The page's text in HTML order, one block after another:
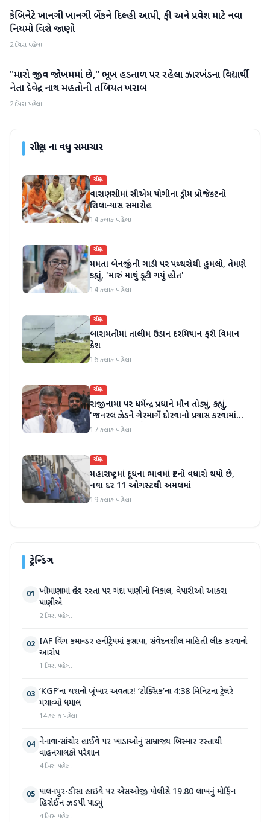
રાષ્ટ્રીય
કેબિનેટે ખાનગી ખાનગી બેંકને દિલ્હી આપી, ફી અને પ્રવેશ માટે નવા
નિયમો વિશે જાણો
2 દિવસ પહેલા
રાષ્ટ્રીય
"મારો જીવ જોખમમાં છે," ભૂખ હડતાળ પર રહેલા ઝારખંડના વિદ્યાર્થી
નેતા દેવેન્દ્ર નાથ મહતોની તબિયત ખરાબ
2 દિવસ પહેલા
રાષ્ટ્રીયના વધુ સમાચાર
રાષ્ટ્રીય
વારાણસીમાં સીએમ યોગીના ડ્રીમ પ્રોજેક્ટનો
શિલાન્યાસ સમારોહ
14 કલાક પહેલા
રાષ્ટ્રીય
મમતા બેનર્જીની ગાડી પર પથ્થરોથી હુમલો, તેમણે
કહ્યું, 'મારું માથું ફૂટી ગયું હોત'
14 કલાક પહેલા
રાષ્ટ્રીય
બારામતીમાં તાલીમ ઉડાન દરમિયાન ફરી વિમાન
ક્રેશ
16 કલાક પહેલા
રાષ્ટ્રીય
રાજીનામા પર ધર્મેન્દ્ર પ્રધાને મૌન તોડ્યું, કહ્યું,
'જનરલ ઝેડને ગેરમાર્ગે દોરવાનો પ્રયાસ કરવામાં
આવ્યો, મારા માટે પદ મહત્વનું નથી'
17 કલાક પહેલા
રાષ્ટ્રીય
મહારાષ્ટ્રમાં દૂધના ભાવમાં ₹2નો વધારો થયો છે,
નવા દર 11 ઓગસ્ટથી અમલમાં
19 કલાક પહેલા
ટ્રેન્ડિંગ
01 ખીમાણામાં જાહેર રસ્તા પર ગંદા પાણીનો નિકાલ, વેપારીઓ આકરા
પાણીએ
2 દિવસ પહેલા
02 IAF વિંગ કમાન્ડર હનીટ્રેપમાં ફસાયા, સંવેદનશીલ માહિતી લીક કરવાનો
આરોપ
1 દિવસ પહેલા
03 ‘KGF’ના યશનો ખૂંખાર અવતાર! ‘ટોક્સિક’ના 4:38 મિનિટના ટ્રેલરે
મચાવ્યો ધમાલ
14 કલાક પહેલા
04 નેનાવા-સાંચોર હાઈવે પર ખાડાઓનું સામ્રાજ્ય બિસ્માર રસ્તાથી
વાહનચાલકો પરેશાન
4 દિવસ પહેલા
05 પાલનપુર-ડીસા હાઇવે પર એસઓજી પોલીસે 19.80 લાખનું મોર્ફિન
હિરોઈન ઝડપી પાડ્યું
4 દિવસ પહેલા